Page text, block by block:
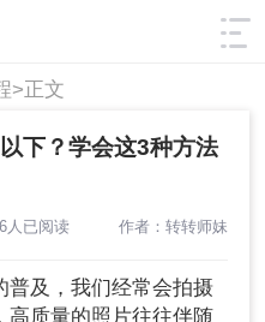
筛选
>正文
下？学会这3种方法
人已阅读 作者：转转师妹
普及，我们经常会拍摄
高质量的照片往往伴随